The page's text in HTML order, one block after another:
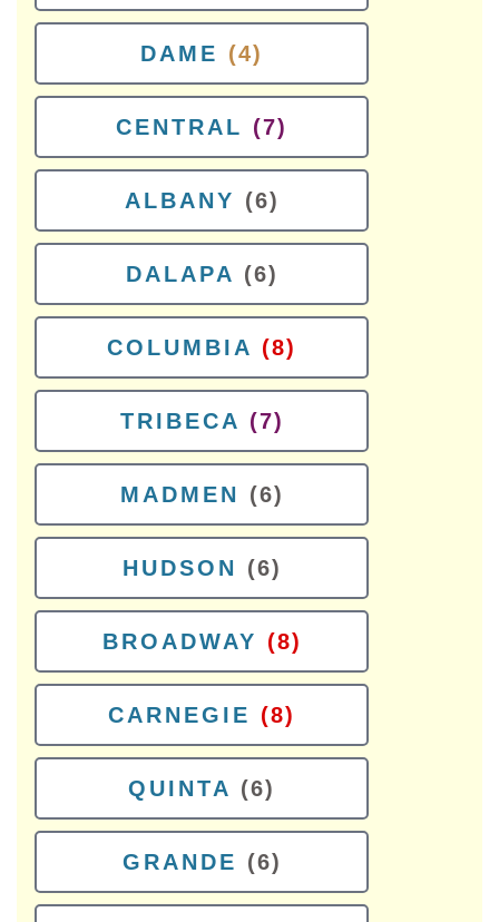
DAME (4)
CENTRAL (7)
ALBANY (6)
DALAPA (6)
COLUMBIA (8)
TRIBECA (7)
MADMEN (6)
HUDSON (6)
BROADWAY (8)
CARNEGIE (8)
QUINTA (6)
GRANDE (6)